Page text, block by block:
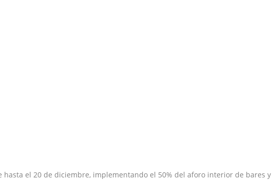
hasta el 20 de diciembre, implementando el 50% del aforo interior de bares y